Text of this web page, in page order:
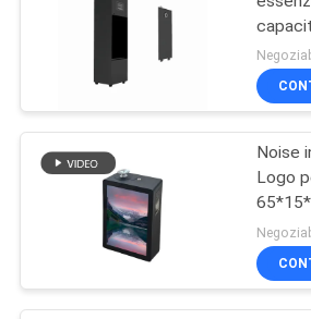
Diffusore
ora/3
e
Noise
Logo